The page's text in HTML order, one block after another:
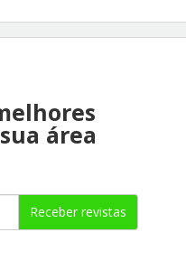
área
Receber revistas